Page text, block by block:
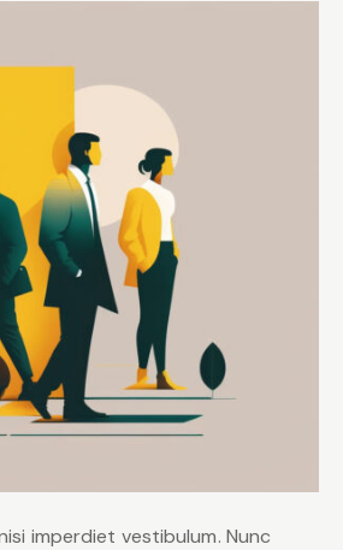
imperdiet vestibulum. Nunc